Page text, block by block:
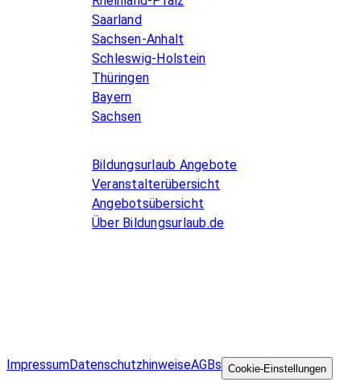
Saarland
Sachsen-Anhalt
Schleswig-Holstein
Thüringen
Bayern
Sachsen
Bildungsurlaub Angebote
Veranstalterübersicht
Angebotsübersicht
Über Bildungsurlaub.de
ImpressumDatenschutzhinweiseAGBs Cookie-Einstellungen